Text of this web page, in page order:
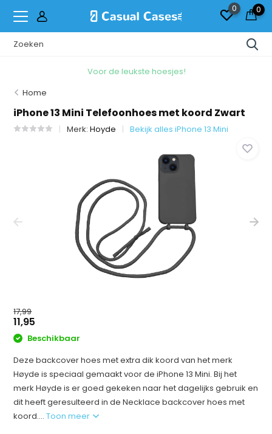
0 0
Voor de leukste hoesjes!
Home
iPhone 13 Mini Telefoonhoes met koord Zwart
Merk:Hoyde Bekijk alles iPhone 13 Mini
17,99
11,95
Beschikbaar
Deze backcover hoes met extra dik koord van het merk
Høyde is speciaal gemaakt voor de iPhone 13 Mini. Bij het
merk Høyde is er goed gekeken naar het dagelijks gebruik en
dit heeft geresulteerd in de Necklace backcover hoes met
koord....Toon meer